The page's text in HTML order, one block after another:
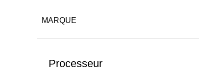
MARQUE
Processeur